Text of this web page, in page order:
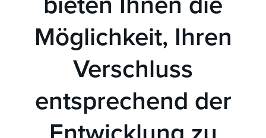
Möglichkeit, Ihren
Verschluss
entsprechend der